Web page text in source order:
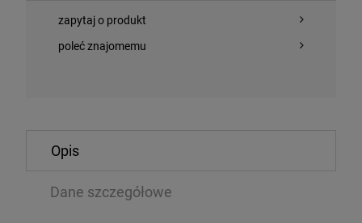
- CONFESSIONS II (BABY PINK VINYL) NEW ORDER
zapytaj o produkt
poleć znajomemu
Opis
Dane szczegółowe